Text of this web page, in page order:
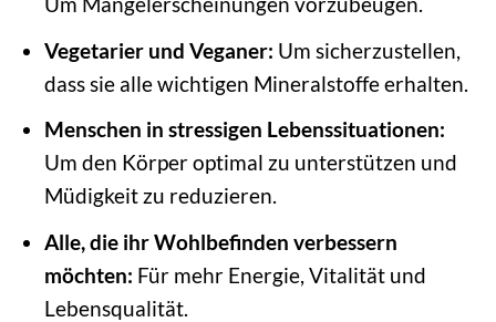
Vegetarier und Veganer: Um sicherzustellen,
dass sie alle wichtigen Mineralstoffe erhalten.
Menschen in stressigen Lebenssituationen:
Um den Körper optimal zu unterstützen und
Müdigkeit zu reduzieren.
Alle, die ihr Wohlbefinden verbessern
möchten: Für mehr Energie, Vitalität und
Lebensqualität.